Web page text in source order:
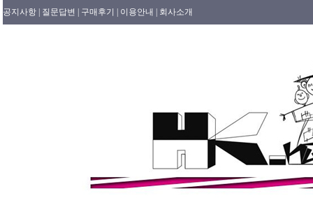
공지사항 | 질문답변 | 구매후기 | 이용안내 | 회사소개